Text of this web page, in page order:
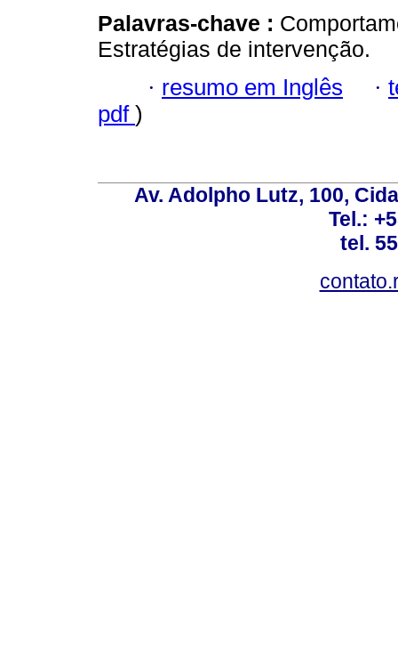
Palavras-chave :
Estratégias de intervenção.
· resumo em Inglês ·
pdf )
Av. Adolpho Lutz, 100,
Tel.:
tel.